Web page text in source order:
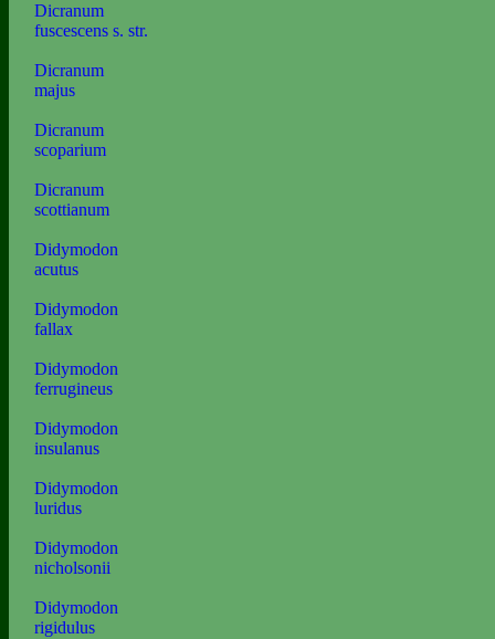
Dicranum
fuscescens s. str.
Dicranum
majus
Dicranum
scoparium
Dicranum
scottianum
Didymodon
acutus
Didymodon
fallax
Didymodon
ferrugineus
Didymodon
insulanus
Didymodon
luridus
Didymodon
nicholsonii
Didymodon
rigidulus